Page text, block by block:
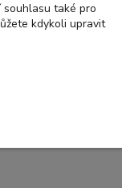
souhlasu také pro
kdykoli upravit